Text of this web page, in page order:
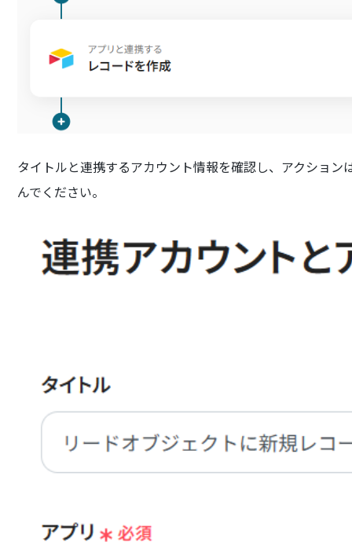
タイトルと連携するアカウント情報を確認し、アクショ
んでください。